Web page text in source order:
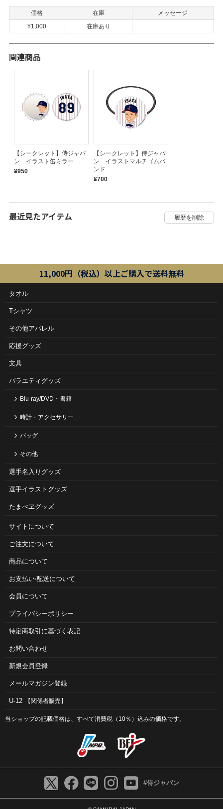
価格 在庫
メッセージ
¥1,000
在庫あり
関連商品
【シークレット】侍ジャパ
ン イラスト缶ミラー
¥950
【シークレット】侍ジャパ
ン イラストマルチゴムバ
ンド
¥700
最近見たアイテム
11,000円（税込）以上ご購入で送料無料
タオル
Tシャツ
その他アパレル
応援グッズ
文具
バラエティグッズ
Blu-ray/DVD・書籍
時計・アクセサリー
バッグ
その他
選手名入りグッズ
選手イラストグッズ
たまべヱグッズ
サイトについて
ご注⽂について
商品について
お⽀払い‧配送について
会員について
プライバシーポリシー
特定商取引に基づく表記
お問い合わせ
新規会員登録
メールマガジン登録
U-12 【関係者販売】
当ショップの記載価格は、すべて消費税（10％）込みの価格です。
#侍ジャパン